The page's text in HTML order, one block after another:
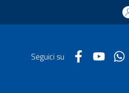
Seguici su Facebook